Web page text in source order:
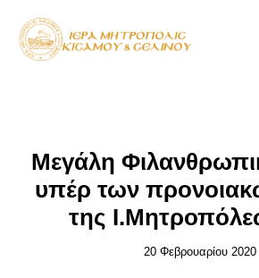
Μεγάλη
υπέρ των
της
20 Φεβρουαρίου 2020